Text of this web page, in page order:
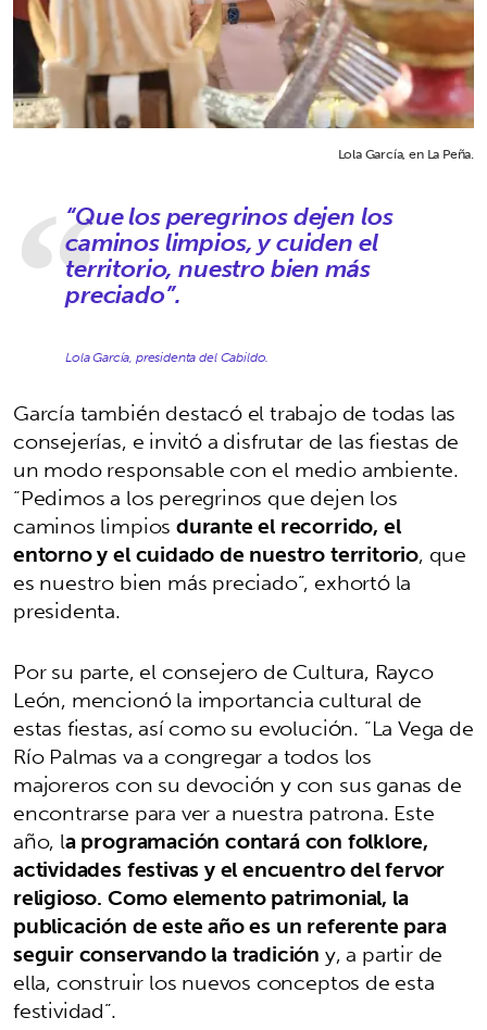
Lola García, en La Peña.
“Que los peregrinos dejen los
caminos limpios, y cuiden el
territorio, nuestro bien más
preciado”.
Lola García, presidenta del Cabildo.
García también destacó el trabajo de todas las
consejerías, e invitó a disfrutar de las fiestas de
un modo responsable con el medio ambiente.
“Pedimos a los peregrinos que dejen los
caminos limpiosdurante el recorrido, el
entorno y el cuidado de nuestro territorio, que
es nuestro bien más preciado”, exhortó la
presidenta.
Por su parte, el consejero de Cultura, Rayco
León, mencionó la importancia cultural de
estas fiestas, así como su evolución. “La Vega de
Río Palmas va a congregar a todos los
majoreros con su devoción y con sus ganas de
encontrarse para ver a nuestra patrona. Este
año, la programación contará con folklore,
actividades festivas y el encuentro del fervor
religioso. Como elemento patrimonial, la
publicación de este año es un referente para
seguir conservando la tradicióny, a partir de
ella, construir los nuevos conceptos de esta
festividad”.